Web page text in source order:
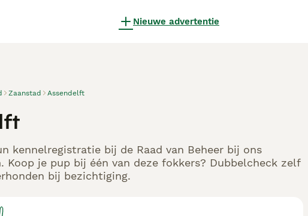
Nieuwe advertentie
Zaanstad Assendelft
kennelregistratie bij de Raad van Beheer bij ons
je pup bij één van deze fokkers? Dubbelcheck zelf
bij bezichtiging.